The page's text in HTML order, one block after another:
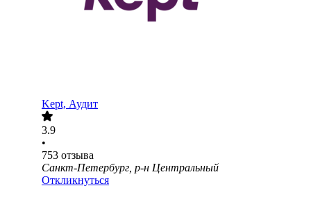
Kept, Аудит
3.9
•
753 отзыва
Санкт-Петербург, р-н Центральный
Откликнуться